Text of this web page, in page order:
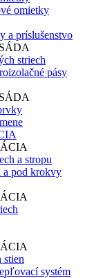
omietky
a príslušenstvo
striech
pásy
a stropu
a pod krokvy
stien
systém